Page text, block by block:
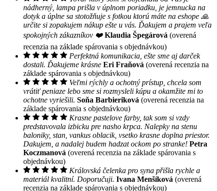
nádherný, lampa prišla v úplnom poriadku, je jemnucka na
dotyk a úplne sa stotožňuje s fotkou ktorú máte na eshope 🙏
určite si zopakujem nákup ešte u vás. Ďakujem a prajem veľa
spokojných zákazníkov ❤️ Klaudia Špegárová (overená
recenzia na základe spárovania s objednávkou)
Perfektná komunikacia, ešte sme aj darček
dostali. Ďakujeme krásne Eri Fraňová (overená recenzia na
základe spárovania s objednávkou)
Veľmi rýchly a ochotný prístup, chcela som
vrátiť peniaze lebo sme si rozmysleli kúpu a okamžite mi to
ochotne vyriešili. Soňa Barbieriková (overená recenzia na
základe spárovania s objednávkou)
Krasne pastelove farby, tak som si vzdy
predstavovala izbicku pre nasho krpca. Nalepky na stenu
baloniky, stan, vankus oblacik, vsetko krasne doplna priestor.
Dakujem, a nadalej budem hadzat ockom po stranke! Petra
Koczmanová (overená recenzia na základe spárovania s
objednávkou)
Královská čelenka pro syna přišla rychle a
materiál kvalitní. Doporučuji. Ivana Menšíková (overená
recenzia na základe spárovania s objednávkou)